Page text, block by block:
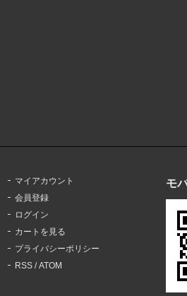
マイアカウント
会員登録
ログイン
カートを見る
プライバシーポリシー
RSS /ATOM
モ